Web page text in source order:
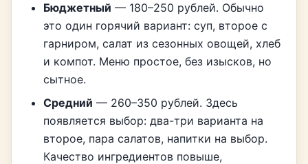
Бюджетный — 180–250 рублей. Обычно
это один горячий вариант: суп, второе с
гарниром, салат из сезонных овощей, хлеб
и компот. Меню простое, без изысков, но
сытное.
Средний — 260–350 рублей. Здесь
появляется выбор: два-три варианта на
второе, пара салатов, напитки на выбор.
Качество ингредиентов повыше,